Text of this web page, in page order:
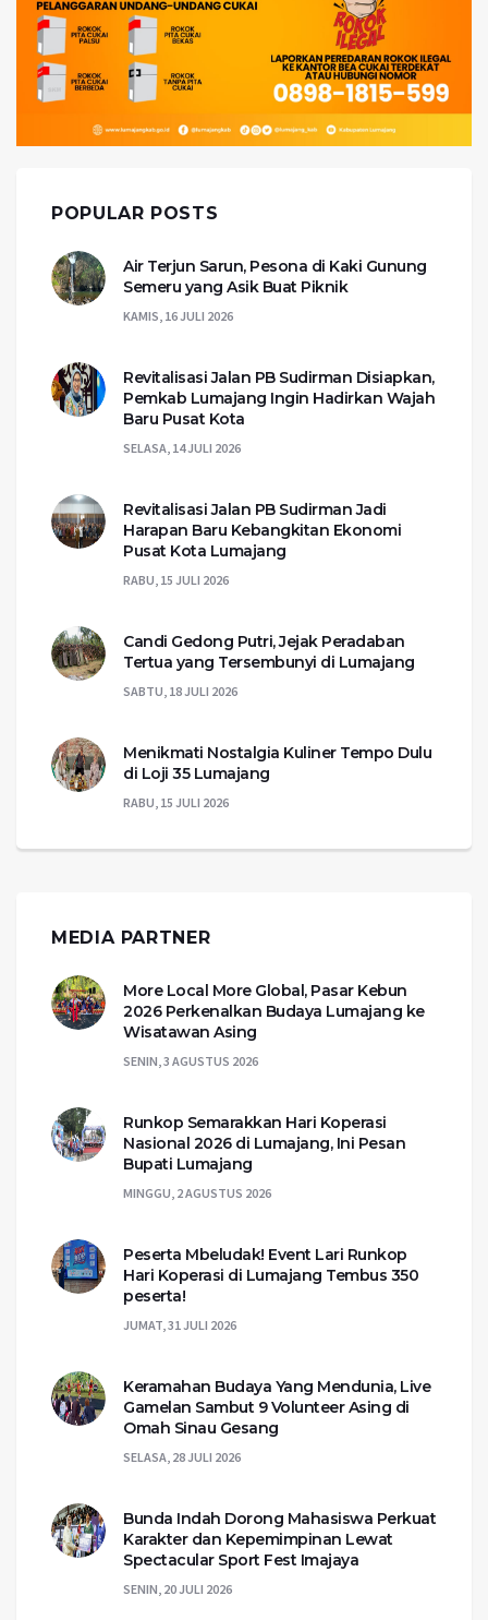
POPULAR POSTS
Air Terjun Sarun, Pesona di Kaki Gunung
Semeru yang Asik Buat Piknik
KAMIS, 16 JULI 2026
Revitalisasi Jalan PB Sudirman Disiapkan,
Pemkab Lumajang Ingin Hadirkan Wajah
Baru Pusat Kota
SELASA, 14 JULI 2026
Revitalisasi Jalan PB Sudirman Jadi
Harapan Baru Kebangkitan Ekonomi
Pusat Kota Lumajang
RABU, 15 JULI 2026
Candi Gedong Putri, Jejak Peradaban
Tertua yang Tersembunyi di Lumajang
SABTU, 18 JULI 2026
Menikmati Nostalgia Kuliner Tempo Dulu
di Loji 35 Lumajang
RABU, 15 JULI 2026
MEDIA PARTNER
More Local More Global, Pasar Kebun
2026 Perkenalkan Budaya Lumajang ke
Wisatawan Asing
SENIN, 3 AGUSTUS 2026
Runkop Semarakkan Hari Koperasi
Nasional 2026 di Lumajang, Ini Pesan
Bupati Lumajang
MINGGU, 2 AGUSTUS 2026
Peserta Mbeludak! Event Lari Runkop
Hari Koperasi di Lumajang Tembus 350
peserta!
JUMAT, 31 JULI 2026
Keramahan Budaya Yang Mendunia, Live
Gamelan Sambut 9 Volunteer Asing di
Omah Sinau Gesang
SELASA, 28 JULI 2026
Bunda Indah Dorong Mahasiswa Perkuat
Karakter dan Kepemimpinan Lewat
Spectacular Sport Fest Imajaya
SENIN, 20 JULI 2026